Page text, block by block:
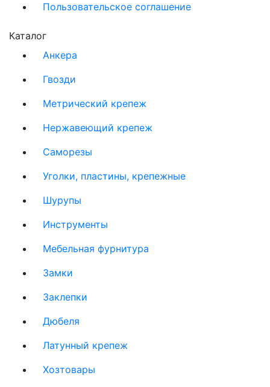
Пользовательское соглашение
Каталог
Анкера
Гвозди
Метрический крепеж
Нержавеющий крепеж
Саморезы
Уголки, пластины, крепежные
Шурупы
Инструменты
Мебельная фурнитура
Замки
Заклепки
Дюбеля
Латунный крепеж
Хозтовары